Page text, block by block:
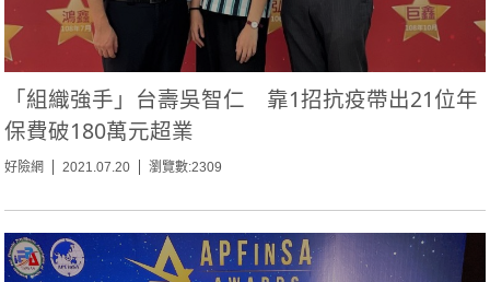
「組織強手」台壽吳智仁 靠1招抗疫帶出21位年
保費破180萬元超業
好險網 2021.07.20 瀏覽數:2309